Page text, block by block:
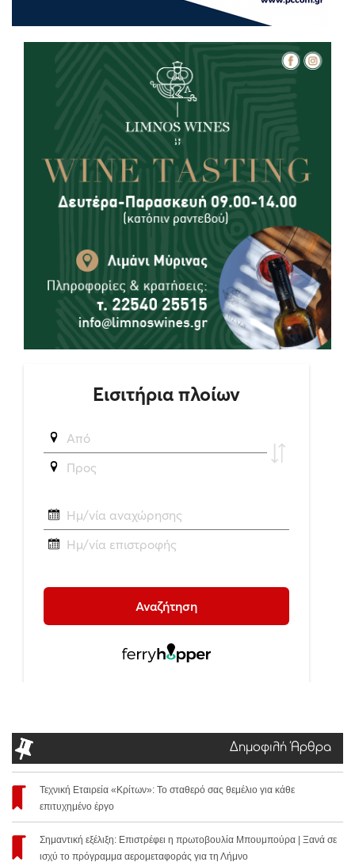
Δημοφιλή Άρθρα
Τεχνική Εταιρεία «Κρίτων»: Το σταθερό σας θεμέλιο για κάθε
επιτυχημένο έργο
Σημαντική εξέλιξη: Επιστρέφει η πρωτοβουλία Μπουμπούρα | Ξανά σε
ισχύ το πρόγραμμα αερομεταφοράς για τη Λήμνο